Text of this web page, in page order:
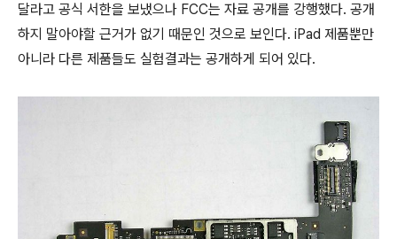
달라고 공식 서한을 보냈으나 FCC는 자료 공개를 강행했다. 공개
하지 말아야할 근거가 없기 때문인 것으로 보인다. iPad 제품뿐만
아니라 다른 제품들도 실험결과는 공개하게 되어 있다.